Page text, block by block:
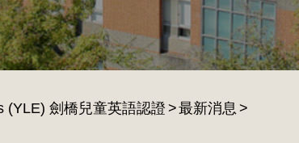
(YLE) 劍橋兒童英語認證 最新消息